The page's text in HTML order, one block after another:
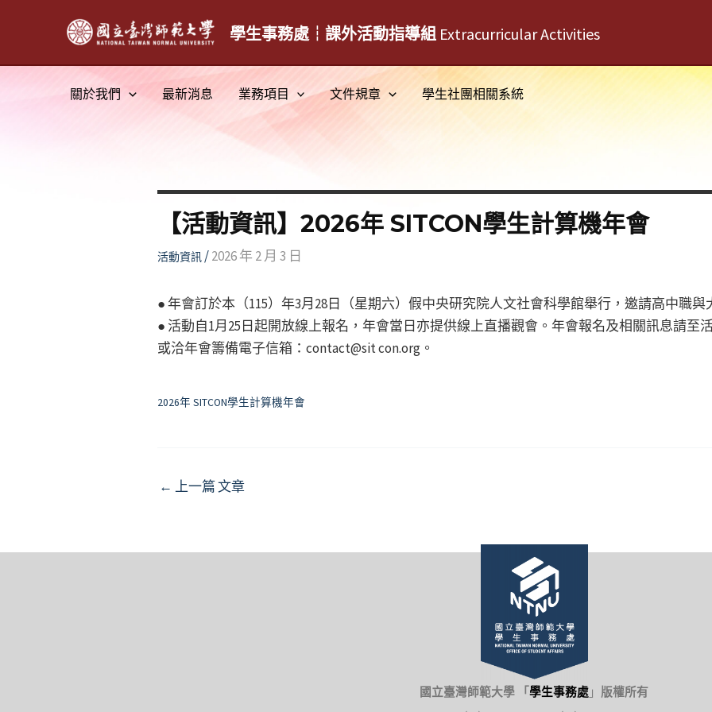
學生事務處┆課外活動指導組 Extracurricular Activities
關於我們 最新消息 業務項目 文件規章 學生社團相關系統
【活動資訊】2026年 SITCON學生計算機年會
活動資訊/2026 年 2 月 3 日
● 年會訂於本（115）年3月28日（星期六）假中央研究院人文社會科學館舉行，邀請高中職
● 活動自1月25日起開放線上報名，年會當日亦提供線上直播觀會。年會報名及相關訊息請至
或洽年會籌備電子信箱：contact@sit con.org。
2026年 SITCON學生計算機年會
Post
← 上一篇 文章
國立臺灣師範大學 「 學生事務處 」 版權所有